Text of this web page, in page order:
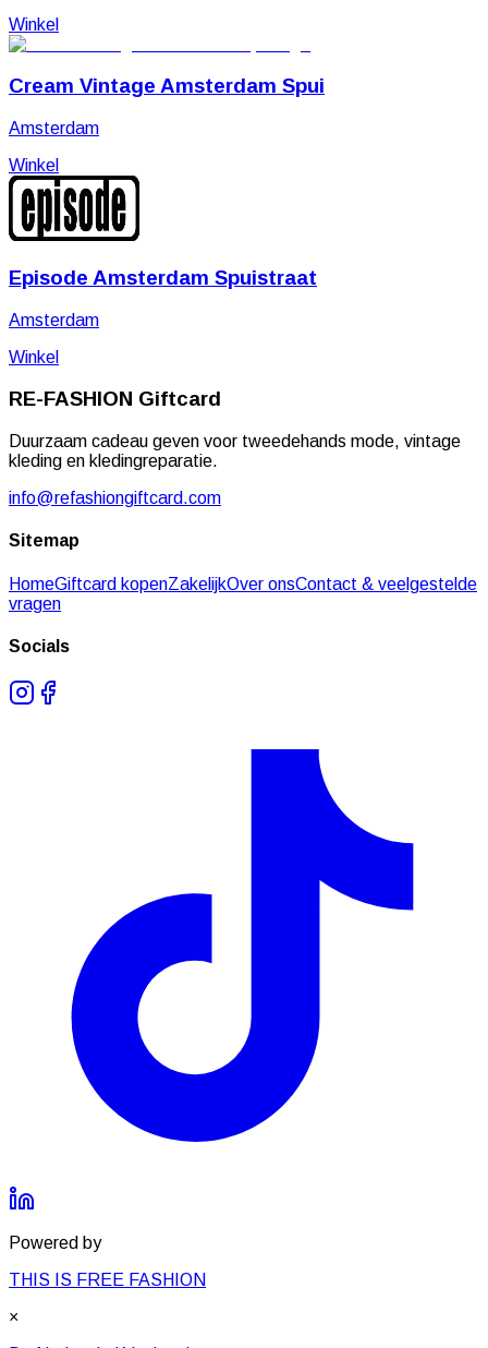
Winkel
Cream Vintage Amsterdam Spui
Amsterdam
Winkel
Episode Amsterdam Spuistraat
Amsterdam
Winkel
RE-FASHION Giftcard
Duurzaam cadeau geven voor tweedehands mode, vintage
kleding en kledingreparatie.
info@refashiongiftcard.com
Sitemap
HomeGiftcard kopenZakelijkOver onsContact & veelgestelde
vragen
Socials
Powered by
THIS IS FREE FASHION
×